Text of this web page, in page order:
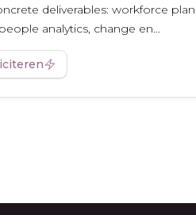
deliverables: workforce
analytics, change en...